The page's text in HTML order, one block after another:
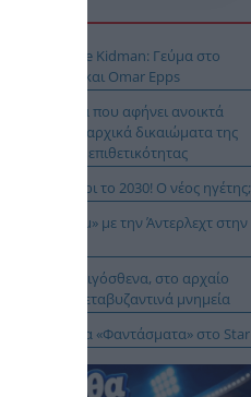
η Nicole Kidman: Γεύμα στο
Zoe Saldaña και Omar Epps
συμφωνία που αφήνει ανοικτά
με τα κυριαρχικά δικαιώματα της
τουρκικής επιθετικότητας
ΑΕΚ μέχρι το 2030! Ο νέος ηγέτης;
το «μπαμ» με την Άντερλεχτ στην
στα Αιγόσθενα, στο αρχαίο
και μεταβυζαντινά μνημεία
ευρώ για τα «Φαντάσματα» στο Star